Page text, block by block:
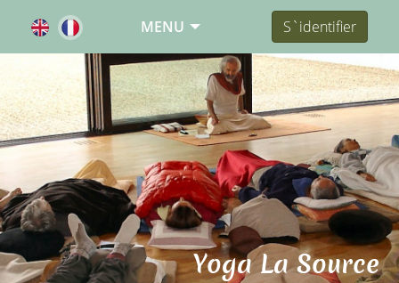
MENU S`identifier
Yoga La Source